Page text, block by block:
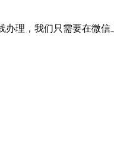
理，我们只需要在微